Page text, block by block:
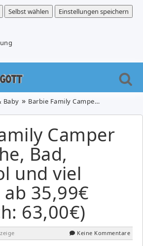
Selbst wählen
Einstellungen speichern
Baby Barbie Family Camper inkl. Küche, Bad, Whirlpool und viel Zubehör ab 35,99€ (Vergleich: 63,00€)
Camper
Bad,
und viel
35,99€
63,00€)
Keine Kommentare